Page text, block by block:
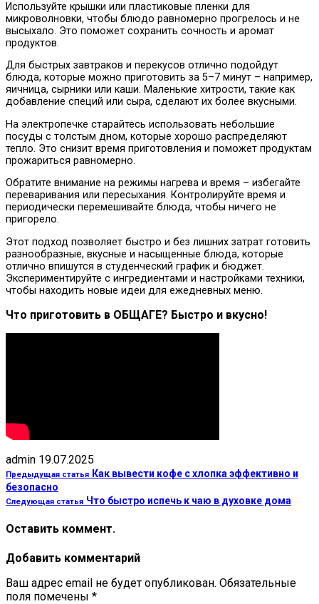
Используйте крышки или пластиковые пленки для
микроволновки, чтобы блюдо равномерно прогрелось и не
высыхало. Это поможет сохранить сочность и аромат
продуктов.
Для быстрых завтраков и перекусов отлично подойдут
блюда, которые можно приготовить за 5–7 минут – например,
яичница, сырники или каши. Маленькие хитрости, такие как
добавление специй или сыра, сделают их более вкусными.
На электропечке старайтесь использовать небольшие
посуды с толстым дном, которые хорошо распределяют
тепло. Это снизит время приготовления и поможет продуктам
прожариться равномерно.
Обратите внимание на режимы нагрева и время – избегайте
переваривания или пересыхания. Контролируйте время и
периодически перемешивайте блюда, чтобы ничего не
пригорело.
Этот подход позволяет быстро и без лишних затрат готовить
разнообразные, вкусные и насыщенные блюда, которые
отлично впишутся в студенческий график и бюджет.
Экспериментируйте с ингредиентами и настройками техники,
чтобы находить новые идеи для ежедневных меню.
Что приготовить в ОБЩАГЕ? Быстро и вкусно!
admin 19.07.2025
Предыдущая статья Как вывести кофе с хлопка эффективно и
безопасно
Следующая статья Что быстро испечь к чаю в духовке дома
Оставить коммент.
Добавить комментарий
Ваш адрес email не будет опубликован. Обязательные
поля помечены *